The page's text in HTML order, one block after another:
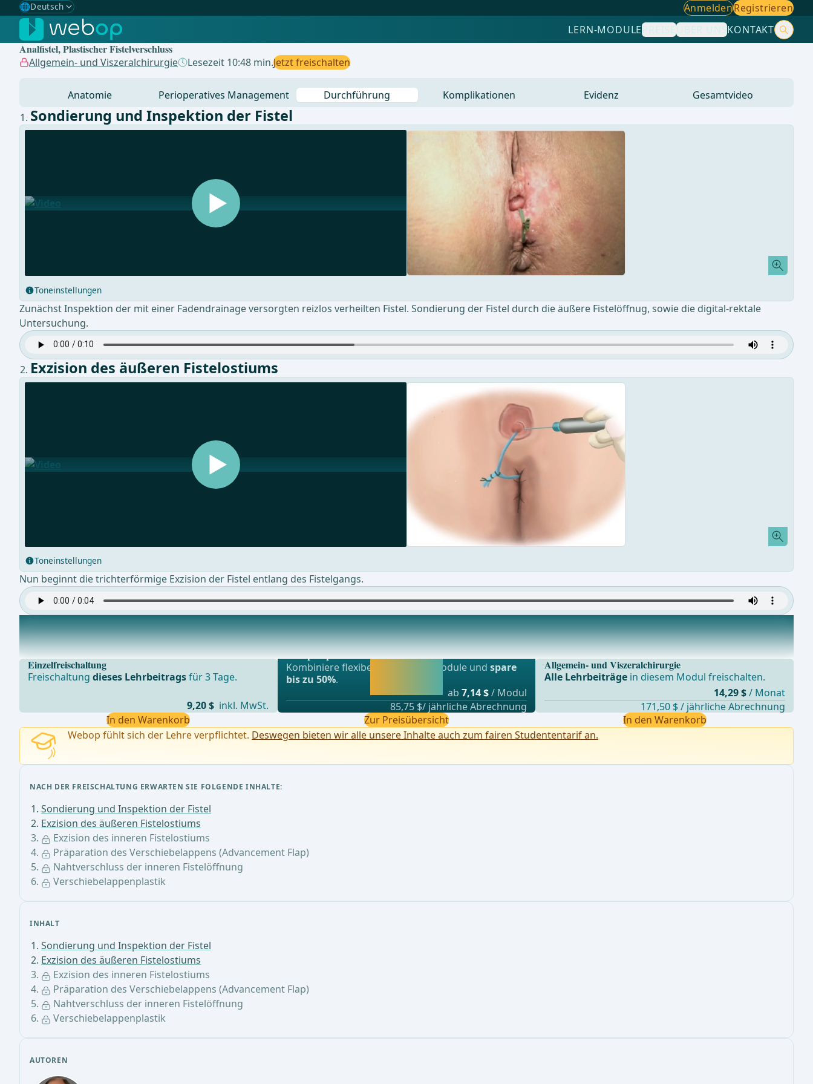
🌐Deutsch
Gewählte Sprache: Deutsch
🇩🇪 Deutsch ✓
🇬🇧English
Brasilianisch
AnmeldenRegistrieren
LERN-MODULEPREISEÜBER UNSKONTAKT
Analfistel, Plastischer Fistelverschluss
Allgemein- und Viszeralchirurgie Lesezeit 10:48 min.Jetzt freischalten
Anatomie Perioperatives Management Durchführung Komplikationen Evidenz Gesamtvideo
INHALT
Sondierung und Inspektion der Fistel
Exzision des äußeren Fistelostiums
Exzision des inneren Fistelostiums
Präparation des Verschiebelappens (Advancement Flap)
Nahtverschluss der inneren Fistelöffnung
Verschiebelappenplastik
AUTOREN
Sondierung und Inspektion der Fistel
Toneinstellungen
Zunächst Inspektion der mit einer Fadendrainage versorgten reizlos verheilten Fistel. Sondierung der Fistel durch die äußere Fistelöffnug, sowie die digital-rektale
Untersuchung.
Exzision des äußeren Fistelostiums
Toneinstellungen
Nun beginnt die trichterförmige Exzision der Fistel entlang des Fistelgangs.
Exzision des inneren Fistelostiums
Der Analsperrer wird eingesetzt und die innere Fistelöffnung präpariert. Entlang der Fistel wird nu
Einzelfreischaltung
Freischaltungdieses Lehrbeitragsfür 3 Tage.
9,20 $ inkl. MwSt.
In den Warenkorb
Beliebtestes Angebot
webop - Sparflex
Kombiniere flexibel unsere Lernmodule undspare
bis zu 50%.
ab 7,14 $/ Modul
85,75 $/ jährliche Abrechnung
Zur Preisübersicht
Allgemein- und Viszeralchirurgie
Alle Lehrbeiträgein diesem Modul freischalten.
14,29 $ / Monat
171,50 $ / jährliche Abrechnung
In den Warenkorb
Webop fühlt sich der Lehre verpflichtet. Deswegen bieten wir alle unsere Inhalte auch zum fairen Studententarif an.
NACH DER FREISCHALTUNG ERWARTEN SIE FOLGENDE INHALTE:
Sondierung und Inspektion der Fistel
Exzision des äußeren Fistelostiums
Exzision des inneren Fistelostiums
Präparation des Verschiebelappens (Advancement Flap)
Nahtverschluss der inneren Fistelöffnung
Verschiebelappenplastik